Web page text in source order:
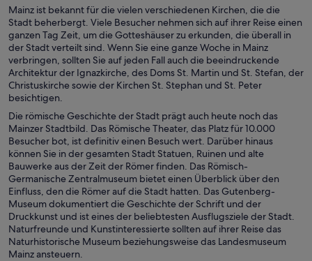
Mainz ist bekannt für die vielen verschiedenen Kirchen, die die
Stadt beherbergt. Viele Besucher nehmen sich auf ihrer Reise einen
ganzen Tag Zeit, um die Gotteshäuser zu erkunden, die überall in
der Stadt verteilt sind. Wenn Sie eine ganze Woche in Mainz
verbringen, sollten Sie auf jeden Fall auch die beeindruckende
Architektur der Ignazkirche, des Doms St. Martin und St. Stefan, der
Christuskirche sowie der Kirchen St. Stephan und St. Peter
besichtigen.
Die römische Geschichte der Stadt prägt auch heute noch das
Mainzer Stadtbild. Das Römische Theater, das Platz für 10.000
Besucher bot, ist definitiv einen Besuch wert. Darüber hinaus
können Sie in der gesamten Stadt Statuen, Ruinen und alte
Bauwerke aus der Zeit der Römer finden. Das Römisch-
Germanische Zentralmuseum bietet einen Überblick über den
Einfluss, den die Römer auf die Stadt hatten. Das Gutenberg-
Museum dokumentiert die Geschichte der Schrift und der
Druckkunst und ist eines der beliebtesten Ausflugsziele der Stadt.
Naturfreunde und Kunstinteressierte sollten auf ihrer Reise das
Naturhistorische Museum beziehungsweise das Landesmuseum
Mainz ansteuern.